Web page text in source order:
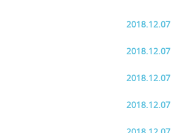
2018.12.07
2018.12.07
2018.12.07
2018.12.07